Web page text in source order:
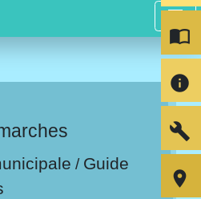
menu
/ Guide
import_contacts
info
build
room